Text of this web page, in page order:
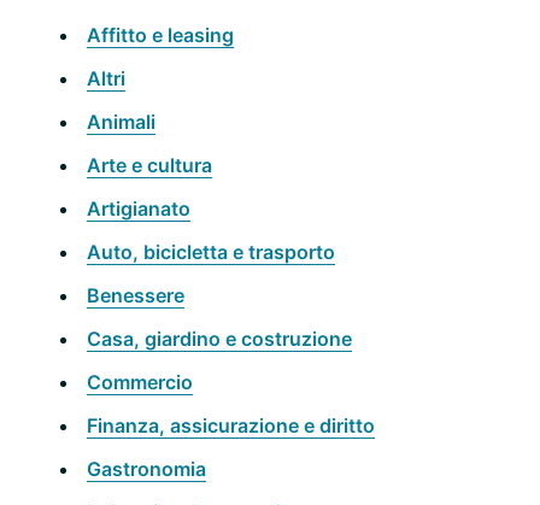
Affitto e leasing
Altri
Animali
Arte e cultura
Artigianato
Auto, bicicletta e trasporto
Benessere
Casa, giardino e costruzione
Commercio
Finanza, assicurazione e diritto
Gastronomia